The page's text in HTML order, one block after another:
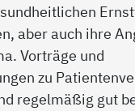
aber auch ihre
Vorträge und
zu
regelmäßig gut